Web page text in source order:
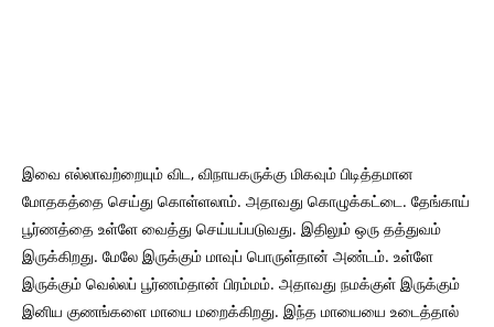
இவை எல்லாவற்றையும் விட, விநாயகருக்கு மிகவும் பிடித்தமான
மோதகத்தை செய்து கொள்ளலாம். அதாவது கொழுக்கட்டை. தேங்காய்
பூர்ணத்தை உள்ளே வைத்து செய்யப்படுவது. இதிலும் ஒரு தத்துவம்
இருக்கிறது. மேலே இருக்கும் மாவுப் பொருள்தான் அண்டம். உள்ளே
இருக்கும் வெல்லப் பூர்ணம்தான் பிரம்மம். அதாவது நமக்குள் இருக்கும்
இனிய குணங்களை மாயை மறைக்கிறது. இந்த மாயையை உடைத்தால்